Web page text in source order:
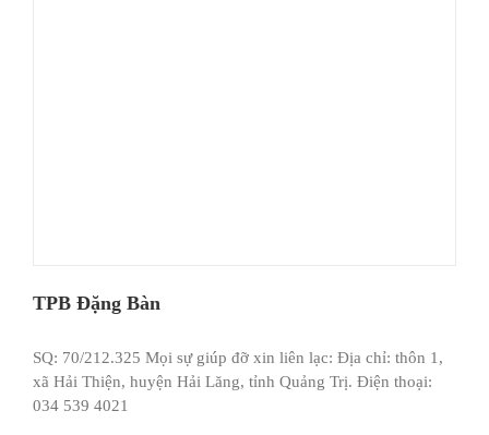
TPB Đặng Bàn
SQ: 70/212.325 Mọi sự giúp đỡ xin liên lạc: Địa chỉ: thôn 1,
xã Hải Thiện, huyện Hải Lăng, tỉnh Quảng Trị. Điện thoại:
034 539 4021